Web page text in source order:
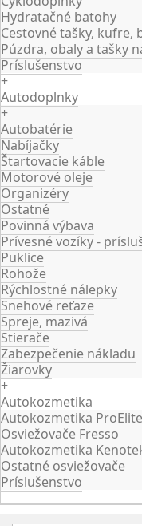
Hydratačné batohy
Cestovné tašky, kufre,
Púzdra, obaly a tašky
Príslušenstvo
+
Autodoplnky
+
Autobatérie
Nabíjačky
Štartovacie káble
Motorové oleje
Organizéry
Ostatné
Povinná výbava
Prívesné vozíky -
Puklice
Rohože
Rýchlostné nálepky
Snehové reťaze
Spreje, mazivá
Stierače
Zabezpečenie nákladu
Žiarovky
+
Autokozmetika
Autokozmetika ProElite
Osviežovače Fresso
Autokozmetika
Ostatné osviežovače
Príslušenstvo